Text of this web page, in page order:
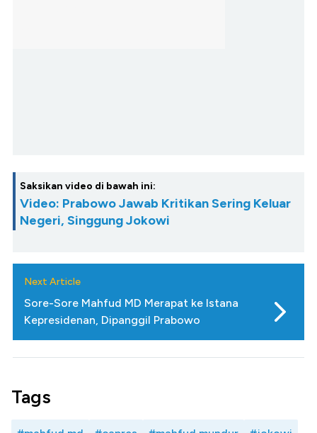
Saksikan video di bawah ini:
Video: Prabowo Jawab Kritikan Sering Keluar
Negeri, Singgung Jokowi
Next Article
Sore-Sore Mahfud MD Merapat ke Istana
Kepresidenan, Dipanggil Prabowo
Tags